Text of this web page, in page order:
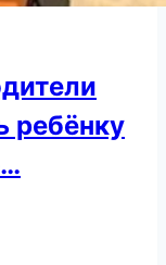
ребёнку